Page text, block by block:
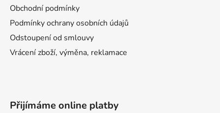
Obchodní podmínky
Podmínky ochrany osobních údajů
Odstoupení od smlouvy
Vrácení zboží, výměna, reklamace
Přijímáme online platby